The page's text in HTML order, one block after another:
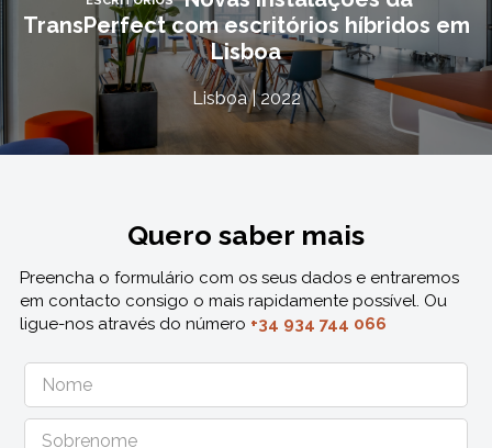
TransPerfect com escritórios híbridos em
Lisboa
Lisboa | 2022
Quero saber mais
Preencha o formulário com os seus dados e entraremos
em contacto consigo o mais rapidamente possível. Ou
ligue-nos através do número +34 934 744 066